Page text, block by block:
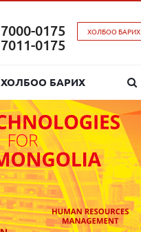
ХОЛБОО БАРИХ
7000-0175
7011-0175
ХОЛБОО БАРИХ